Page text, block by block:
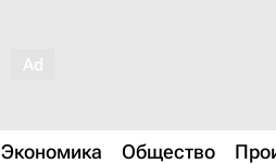
Экономика Общество